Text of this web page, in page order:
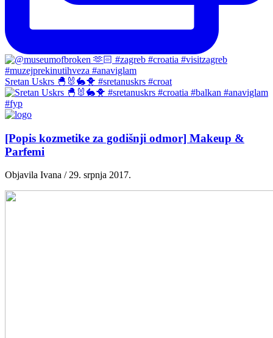
Sretan Uskrs 🐣🐰🐇🐥 #sretanuskrs #croat
[Popis kozmetike za godišnji odmor] Makeup &
Parfemi
Objavila Ivana / 29. srpnja 2017.